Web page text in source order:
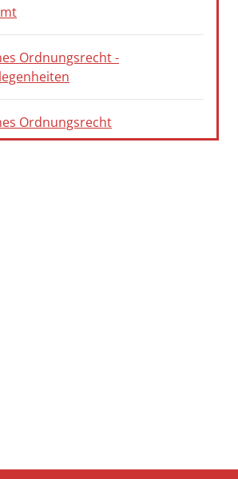
Ordnungsrecht -
Ordnungsrecht